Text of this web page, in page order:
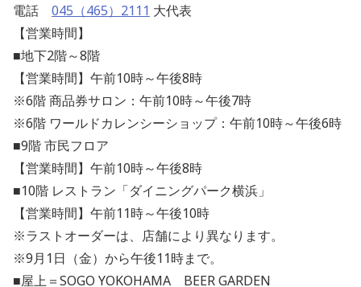
電話 045（465）2111 大代表
【営業時間】
■地下2階～8階
【営業時間】午前10時～午後8時
※6階 商品券サロン：午前10時～午後7時
※6階 ワールドカレンシーショップ：午前10時～午後6時
■9階 市民フロア
【営業時間】午前10時～午後8時
■10階 レストラン「ダイニングパーク横浜」
【営業時間】午前11時～午後10時
※ラストオーダーは、店舗により異なります。
※9月1日（金）から午後11時まで。
■屋上＝SOGO YOKOHAMA BEER GARDEN